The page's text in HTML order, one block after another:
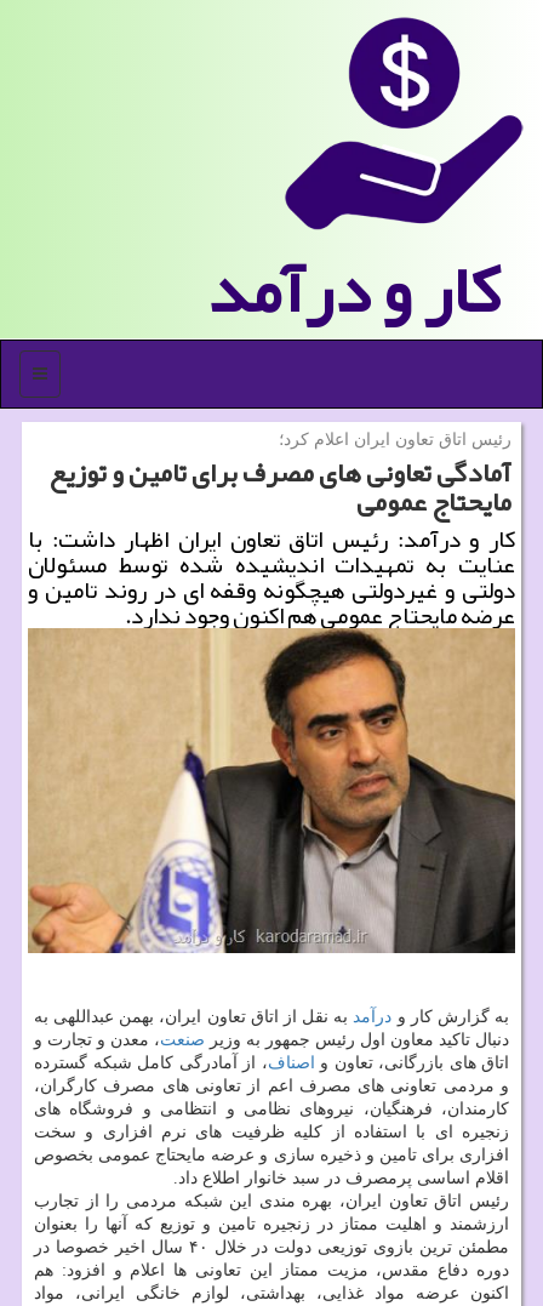
كار و درآمد
منو
رئیس اتاق تعاون ایران اعلام كرد؛
آمادگی تعاونی های مصرف برای تامین و توزیع
مایحتاج عمومی
كار و درآمد: رئیس اتاق تعاون ایران اظهار داشت: با
عنایت به تمهیدات اندیشیده شده توسط مسئولان
دولتی و غیردولتی هیچگونه وقفه ای در روند تامین و
عرضه مایحتاج عمومی هم اكنون وجود ندارد.
به گزارش كار و درآمدبه نقل از اتاق تعاون ایران، بهمن عبداللهی به
دنبال تاكید معاون اول رئیس جمهور به وزیر صنعت، معدن و تجارت و
اتاق های بازرگانی، تعاون و
اصناف، از آمادرگی كامل شبكه گسترده
و مردمی تعاونی های مصرف اعم از تعاونی های مصرف كارگران،
كارمندان، فرهنگیان، نیروهای نظامی و انتظامی و فروشگاه های
زنجیره ای با استفاده از كلیه ظرفیت های نرم افزاری و سخت
افزاری برای تامین و ذخیره سازی و عرضه مایحتاج عمومی بخصوص
اقلام اساسی پرمصرف در سبد خانوار اطلاع داد.
رئیس اتاق تعاون ایران، بهره مندی این شبكه مردمی را از تجارب
ارزشمند و اهلیت ممتاز در زنجیره تامین و توزیع كه آنها را بعنوان
مطمئن ترین بازوی توزیعی دولت در خلال ۴۰ سال اخیر خصوصا در
دوره دفاع مقدس، مزیت ممتاز این تعاونی ها اعلام و افزود: هم
اكنون عرضه مواد غذایی، بهداشتی، لوازم خانگی ایرانی، مواد